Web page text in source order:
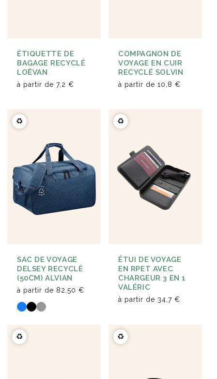
ÉTIQUETTE DE
BAGAGE RECYCLÉ
LOËVAN
à partir de 7,2 €
COMPAGNON DE
VOYAGE EN CUIR
RECYCLÉ SOLVIN
à partir de 10,8 €
♻️
SAC DE VOYAGE
DELSEY RECYCLÉ
(50CM) ALVIAN
à partir de 82,50 €
♻️
ÉTUI DE VOYAGE
EN RPET AVEC
CHARGEUR 3 EN 1
VALÉRIC
à partir de 34,7 €
♻️ ♻️